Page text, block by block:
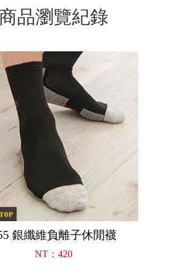
品瀏覽紀錄
銀纖維負離子休閒襪
NT：420